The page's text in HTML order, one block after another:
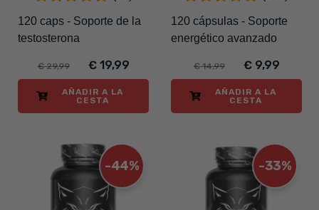
120 caps - Soporte de la
testosterona
€ 29,99 € 19,99
AÑADIR A LA
CESTA
120 cápsulas - Soporte
energético avanzado
€ 14,99 € 9,99
AÑADIR A LA
CESTA
-44% -33%